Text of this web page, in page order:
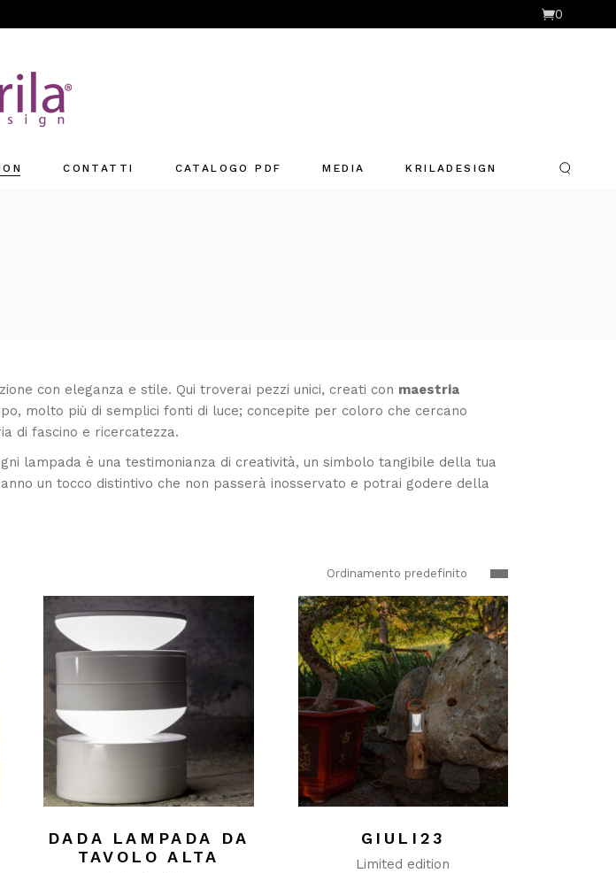
0
CONTATTI CATALOGO PDF MEDIA KRILADESIGN
con eleganza e stile. Qui troverai pezzi unici, creati con maestria
molto più di semplici fonti di luce; concepite per coloro che cercano
di fascino e ricercatezza.
lampada è una testimonianza di creatività, un simbolo tangibile della tua
un tocco distintivo che non passerà inosservato e potrai godere della
Ordinamento predefinito
DADA LAMPADA DA
TAVOLO ALTA
GIULI23
Limited edition